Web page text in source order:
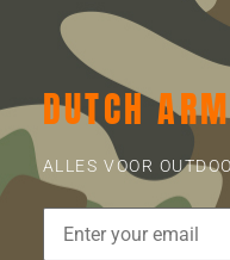
DUTCH
ALLES VOOR